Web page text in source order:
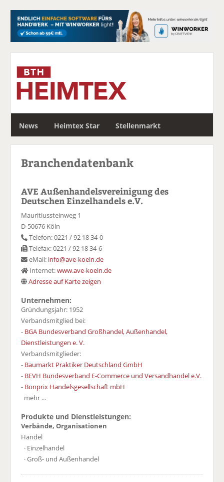
News Heimtex Star Stellenmarkt
c
Branchendatenbank
AVE Außenhandelsvereinigung des
Deutschen Einzelhandels e.V.
Mauritiussteinweg 1
D-50676 Köln
Telefon: 0221 / 92 18 34-0
Telefax: 0221 / 92 18 34-6
eMail: info@ave-koeln.de
Internet:www.ave-koeln.de
Adresse auf Karte zeigen
Unternehmen:
Gründungsjahr: 1952
Verbandsmitglied bei:
- BGA Bundesverband Großhandel, Außenhandel,
Dienstleistungen e. V.
Verbandsmitglieder:
- Baumarkt Praktiker Deutschland GmbH
- BEVH Bundesverband E-Commerce und Versandhandel e.V.
- Bonprix Handelsgesellschaft mbH
mehr ...
Produkte und Dienstleistungen:
Verbände, Organisationen
Handel
· Einzelhandel
· Groß- und Außenhandel